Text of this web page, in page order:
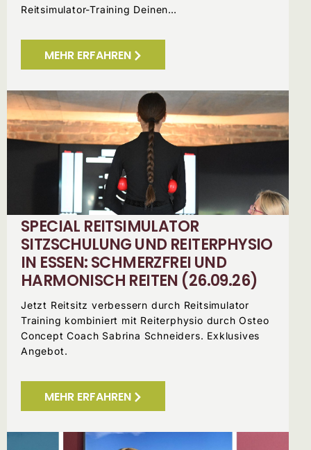
Reitsimulator-Training Deinen…
MEHR ERFAHREN
SPECIAL REITSIMULATOR
SITZSCHULUNG UND REITERPHYSIO
IN ESSEN: SCHMERZFREI UND
HARMONISCH REITEN (26.09.26)
Jetzt Reitsitz verbessern durch Reitsimulator
Training kombiniert mit Reiterphysio durch Osteo
Concept Coach Sabrina Schneiders. Exklusives
Angebot.
MEHR ERFAHREN